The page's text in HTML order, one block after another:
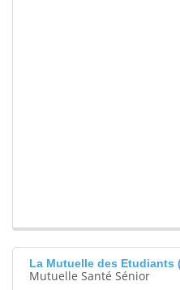
La Mutuelle des Etudiants
Mutuelle Santé Sénior